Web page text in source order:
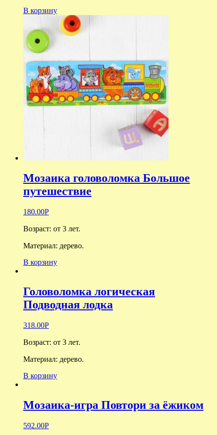
В корзину
Мозаика головоломка Большое
путешествие
180.00Р
Возраст: от 3 лет.
Материал: дерево.
В корзину
Головоломка логическая
Подводная лодка
318.00Р
Возраст: от 3 лет.
Материал: дерево.
В корзину
Мозаика-игра Повтори за ёжиком
592.00Р